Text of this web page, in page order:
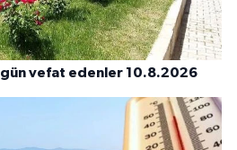
vefat edenler 10.8.2026